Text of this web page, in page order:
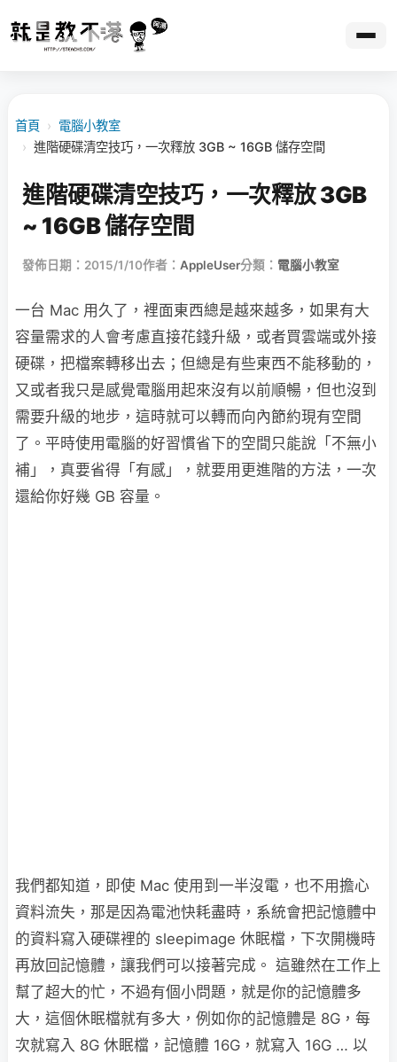
首頁 › 電腦小教室
› 進階硬碟清空技巧，一次釋放 3GB ~ 16GB 儲存空間
進階硬碟清空技巧，一次釋放 3GB
~ 16GB 儲存空間
發佈日期：2015/1/10作者： AppleUser分類： 電腦小教室
一台 Mac 用久了，裡面東西總是越來越多，如果有大
容量需求的人會考慮直接花錢升級，或者買雲端或外接
硬碟，把檔案轉移出去；但總是有些東西不能移動的，
又或者我只是感覺電腦用起來沒有以前順暢，但也沒到
需要升級的地步，這時就可以轉而向內節約現有空間
了。平時使用電腦的好習慣省下的空間只能說「不無小
補」，真要省得「有感」，就要用更進階的方法，一次
還給你好幾 GB 容量。
我們都知道，即使 Mac 使用到一半沒電，也不用擔心
資料流失，那是因為電池快耗盡時，系統會把記憶體中
的資料寫入硬碟裡的 sleepimage 休眠檔，下次開機時
再放回記憶體，讓我們可以接著完成。 這雖然在工作上
幫了超大的忙，不過有個小問題，就是你的記憶體多
大，這個休眠檔就有多大，例如你的記憶體是 8G，每
次就寫入 8G 休眠檔，記憶體 16G，就寫入 16G … 以